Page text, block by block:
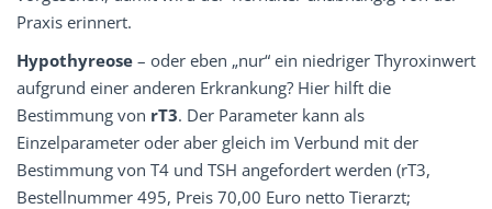
Praxis erinnert.
Hypothyreose – oder eben „nur“ ein niedriger Thyroxinwert
aufgrund einer anderen Erkrankung? Hier hilft die
Bestimmung von rT3. Der Parameter kann als
Einzelparameter oder aber gleich im Verbund mit der
Bestimmung von T4 und TSH angefordert werden (rT3,
Bestellnummer 495, Preis 70,00 Euro netto Tierarzt;